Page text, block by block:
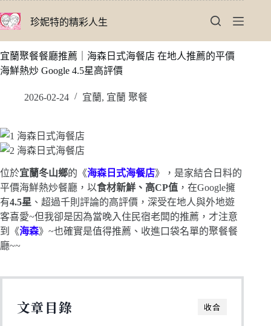
至
要
內
珍妮特的精彩人生
宜蘭聚餐餐廳推薦｜海森日式海餐店 在地人推薦的平價
海鮮熱炒 Google 4.5星高評價
2026-02-24 宜蘭, 宜蘭 聚餐
位於宜蘭冬山鄉的《海森日式海餐店》，是家結合日料的
平價海鮮熱炒餐廳，以食材新鮮、高CP值 ，在Google擁
有4.5星 、超過千則評論的高評價，深受在地人與外地遊
客喜愛~但我卻是因為當晚入住民宿老闆的推薦，才注意
到《海森》~也確實是值得推薦、收進口袋名單的聚餐餐
廳~~
收合
文章目錄